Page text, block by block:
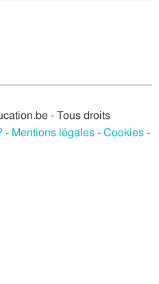
- Tous droits
- Mentions légales-Cookies-